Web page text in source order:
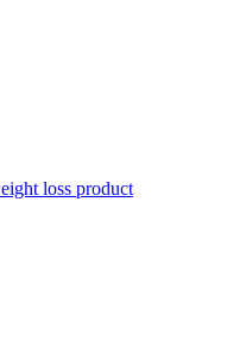
loss product